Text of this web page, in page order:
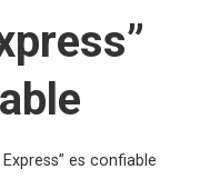
Express” es confiable